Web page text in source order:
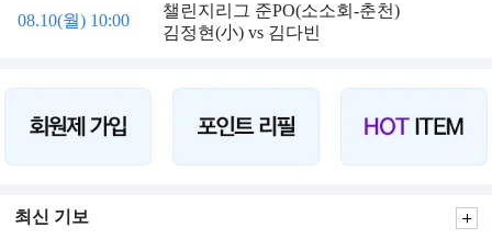
08.10(월) 10:00
챌린지리그 준PO(소소회-춘천)
김정현(小) vs 김다빈
최신 기보